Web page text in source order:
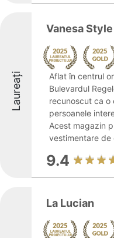
Laureați
Vanesa Style
Aflat în centrul
Bulevardul
recunoscut ca o
persoanele
Acest magazin
vestimentare de
9.4
La Lucian